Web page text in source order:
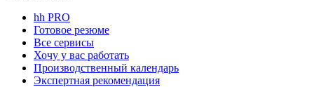
hh PRO
Готовое резюме
Все сервисы
Хочу у вас работать
Производственный календарь
Экспертная рекомендация